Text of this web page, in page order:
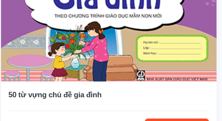
50 từ vựng chủ đề gia đình